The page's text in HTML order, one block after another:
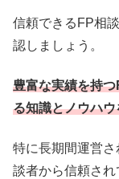
信頼できるFP相
認しましょう。
豊富な実績を持
る知識とノウハ
特に長期間運営
談者から信頼され